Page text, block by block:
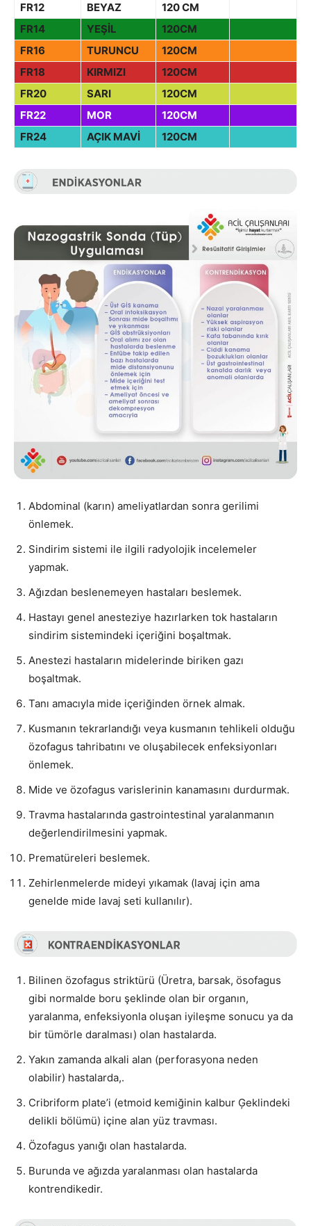
FR12 BEYAZ
120 CM
FR14
YEŞİL
120CM
FR16
TURUNCU
120CM
FR18
KIRMIZI
120CM
FR20
SARI
120CM
FR22
MOR
120CM
FR24
AÇIK MAVİ 120CM
Abdominal (karın) ameliyatlardan sonra gerilimi
önlemek.
Sindirim sistemi ile ilgili radyolojik incelemeler
yapmak.
Ağızdan beslenemeyen hastaları beslemek.
Hastayı genel anesteziye hazırlarken tok hastaların
sindirim sistemindeki içeriğini boşaltmak.
Anestezi hastaların midelerinde biriken gazı
boşaltmak.
Tanı amacıyla mide içeriğinden örnek almak.
Kusmanın tekrarlandığı veya kusmanın tehlikeli olduğu
özofagus tahribatını ve oluşabilecek enfeksiyonları
önlemek.
Mide ve özofagus varislerinin kanamasını durdurmak.
Travma hastalarında gastrointestinal yaralanmanın
değerlendirilmesini yapmak.
Prematüreleri beslemek.
Zehirlenmelerde mideyi yıkamak (lavaj için ama
genelde mide lavaj seti kullanılır).
Bilinen özofagus striktürü (Üretra, barsak, ösofagus
gibi normalde boru şeklinde olan bir organın,
yaralanma, enfeksiyonla oluşan iyileşme sonucu ya da
bir tümörle daralması) olan hastalarda.
Yakın zamanda alkali alan (perforasyona neden
olabilir) hastalarda,.
Cribriform plate’i (etmoid kemiğinin kalbur Ģeklindeki
delikli bölümü) içine alan yüz travması.
Özofagus yanığı olan hastalarda.
Burunda ve ağızda yaralanması olan hastalarda
kontrendikedir.